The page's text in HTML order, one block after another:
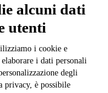
alcuni dati
utenti
i cookie e
i dati personali
degli
privacy, è possibile